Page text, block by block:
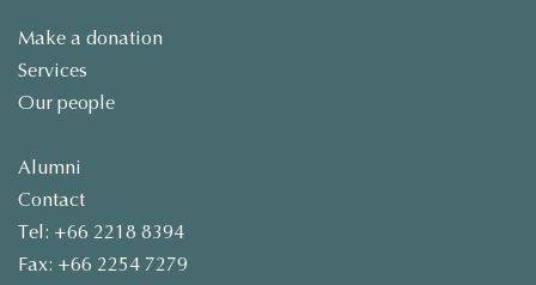
Make a donation
Services
Our people
Alumni
Contact
Tel: +66 2218 8394
Fax: +66 2254 7279